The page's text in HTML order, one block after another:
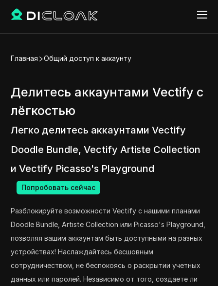
Главная Общий доступ к аккаунту
Делитесь аккаунтами Vectify с
лёгкостью
Легко делитесь аккаунтами Vectify
Doodle Bundle, Vectify Artiste Collection
и Vectify Picasso's Playground
Попробовать сейчас
Разблокируйте возможности Vectify с нашими планами
Doodle Bundle, Artiste Collection или Picasso's Playground,
позволяя вашим аккаунтам быть доступными на разных
устройствах! Наслаждайтесь бесшовным
сотрудничеством, не беспокоясь о раскрытии учетных
данных или паролей. Независимо от того, создаете ли